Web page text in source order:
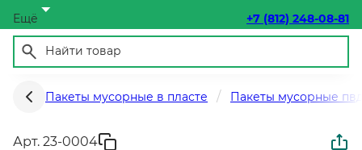
Ещё +7 (812) 248-08-81
Пакеты мусорные в пласте Пакеты мусорные
Арт. 23-0004